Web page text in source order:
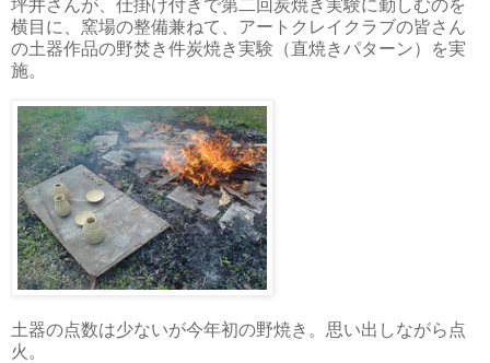
坪井さんが、仕掛け付きで第二回炭焼き実験に勤しむのを
横目に、窯場の整備兼ねて、アートクレイクラブの皆さん
の土器作品の野焚き件炭焼き実験（直焼きパターン）を実
施。
土器の点数は少ないが今年初の野焼き。思い出しながら点
火。